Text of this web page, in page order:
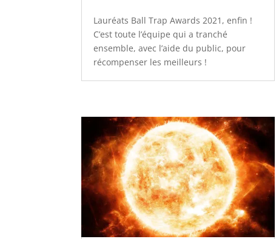
Lauréats Ball Trap Awards 2021, enfin !
C’est toute l’équipe qui a tranché
ensemble, avec l’aide du public, pour
récompenser les meilleurs !